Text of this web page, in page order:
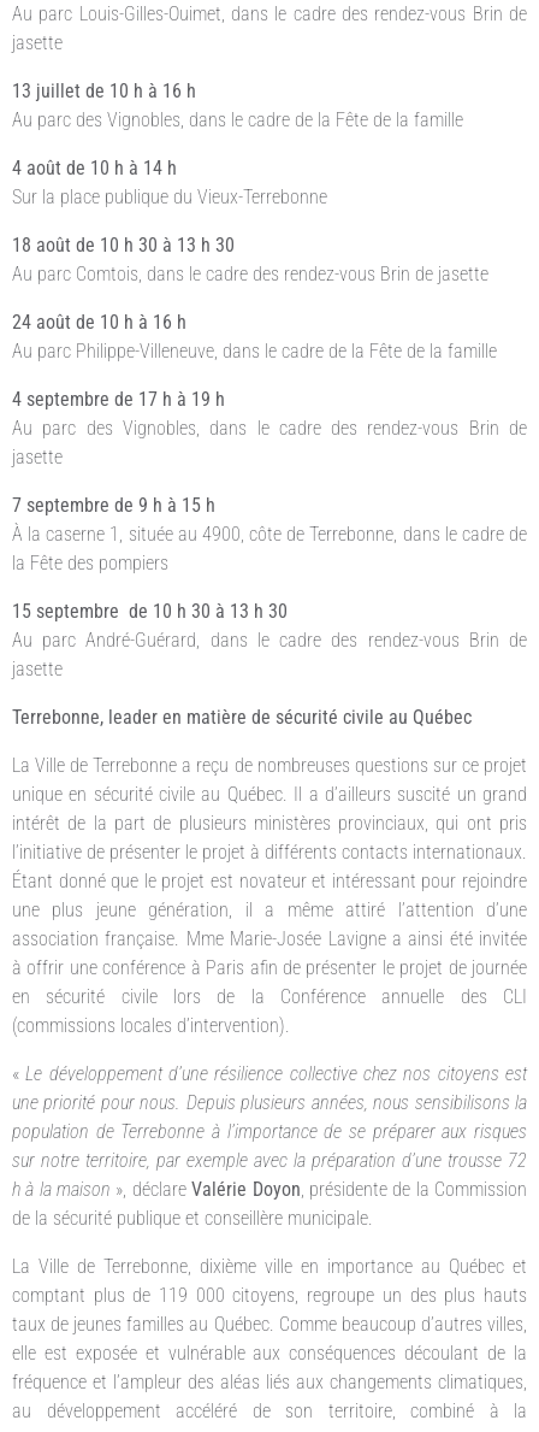
Au parc Louis-Gilles-Ouimet, dans le cadre des rendez-vous Brin de
jasette
13 juillet de 10 h à 16 h
Au parc des Vignobles, dans le cadre de la Fête de la famille
4 août de 10 h à 14 h
Sur la place publique du Vieux-Terrebonne
18 août de 10 h 30 à 13 h 30
Au parc Comtois, dans le cadre des rendez-vous Brin de jasette
24 août de 10 h à 16 h
Au parc Philippe-Villeneuve, dans le cadre de la Fête de la famille
4 septembre de 17 h à 19 h
Au parc des Vignobles, dans le cadre des rendez-vous Brin de
jasette
7 septembre de 9 h à 15 h
À la caserne 1, située au 4900, côte de Terrebonne, dans le cadre de
la Fête des pompiers
15 septembre de 10 h 30 à 13 h 30
Au parc André-Guérard, dans le cadre des rendez-vous Brin de
jasette
Terrebonne, leader en matière de sécurité civile au Québec
La Ville de Terrebonne a reçu de nombreuses questions sur ce projet
unique en sécurité civile au Québec. Il a d’ailleurs suscité un grand
intérêt de la part de plusieurs ministères provinciaux, qui ont pris
l’initiative de présenter le projet à différents contacts internationaux.
Étant donné que le projet est novateur et intéressant pour rejoindre
une plus jeune génération, il a même attiré l’attention d’une
association française. Mme Marie-Josée Lavigne a ainsi été invitée
à offrir une conférence à Paris afin de présenter le projet de journée
en sécurité civile lors de la Conférence annuelle des CLI
(commissions locales d’intervention).
«Le développement d’une résilience collective chez nos citoyens est
une priorité pour nous. Depuis plusieurs années, nous sensibilisons la
population de Terrebonne à l’importance de se préparer aux risques
sur notre territoire, par exemple avec la préparation d’une trousse 72
h à la maison », déclareValérie Doyon , présidente de la Commission
de la sécurité publique et conseillère municipale.
La Ville de Terrebonne, dixième ville en importance au Québec et
comptant plus de 119 000 citoyens, regroupe un des plus hauts
taux de jeunes familles au Québec. Comme beaucoup d’autres villes,
elle est exposée et vulnérable aux conséquences découlant de la
fréquence et l’ampleur des aléas liés aux changements climatiques,
au développement accéléré de son territoire, combiné à la